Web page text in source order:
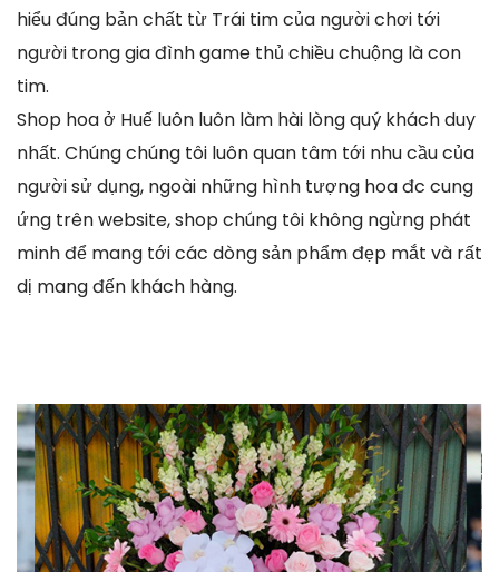
hiểu đúng bản chất từ Trái tim của người chơi tới
người trong gia đình game thủ chiều chuộng là con
tim.
Shop hoa ở Huế luôn luôn làm hài lòng quý khách duy
nhất. Chúng chúng tôi luôn quan tâm tới nhu cầu của
người sử dụng, ngoài những hình tượng hoa đc cung
ứng trên website, shop chúng tôi không ngừng phát
minh để mang tới các dòng sản phẩm đẹp mắt và rất
dị mang đến khách hàng.